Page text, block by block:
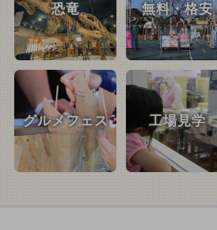
恐竜 無料・格安
グルメフェス 工場見学